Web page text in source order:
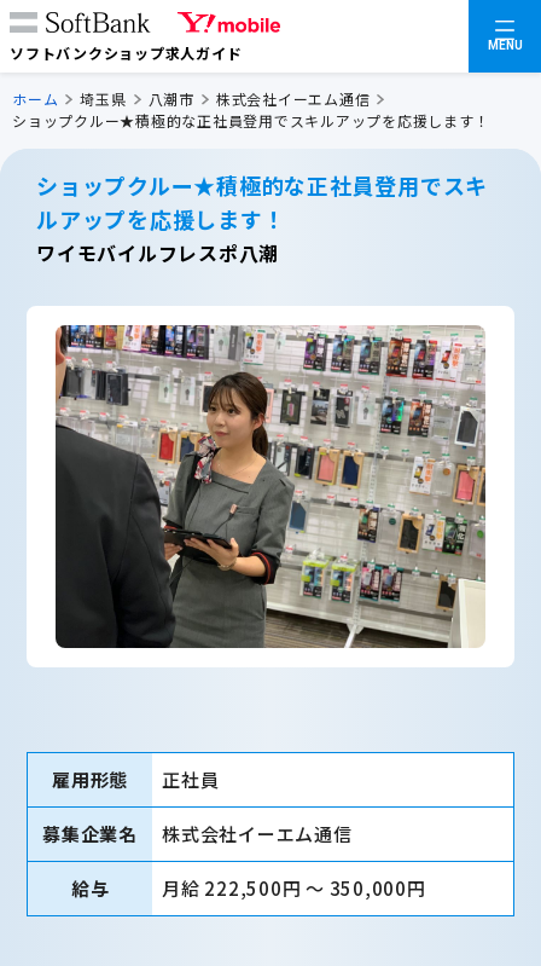
ソフトバンクショップ求人ガイド MENU
ホーム 埼玉県 八潮市
株式会社イーエム通信
ショップクルー★積極的な正社員登用でスキルアップを応援します！
ショップクルー★積極的な正社員登用でスキ
ルアップを応援します！
ワイモバイルフレスポ八潮
雇用形態 正社員
募集企業名 株式会社イーエム通信
給与 月給 222,500円 〜 350,000円